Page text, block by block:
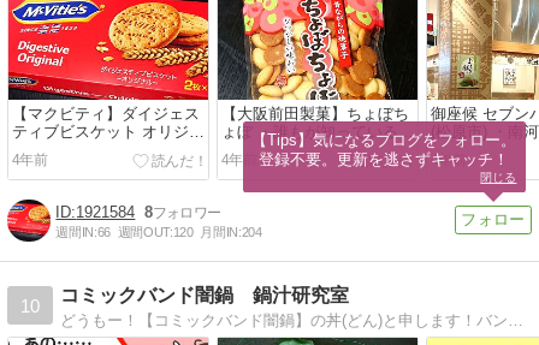
【マクビティ】ダイジェス
ティブビスケット オリジナ
ル ・英国発の老舗ビスケッ
トブランドの逸品
4年前
【大阪前田製菓】ちょぼち
ょぼ ・誰もが知っている？
「昔ながらの焼菓子」
4年前
御座候 セブン
(松原市) ・南
有名「回転焼
4年前
1921584 8
週間IN:66 週間OUT:120 月間IN:204
10
コミックバンド闇鍋 鍋汁研究室
【Tips】気になるブログをフォロー。
登録不要。更新を逃さずキャッチ！
閉じる